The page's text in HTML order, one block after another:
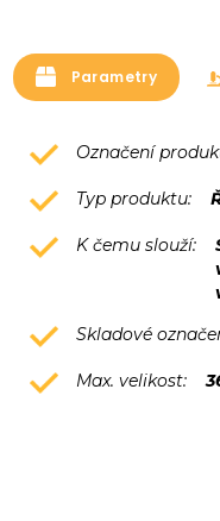
Parametry
Označení
Typ produktu:
K čemu slouží:
Skladové
Max. velikost: